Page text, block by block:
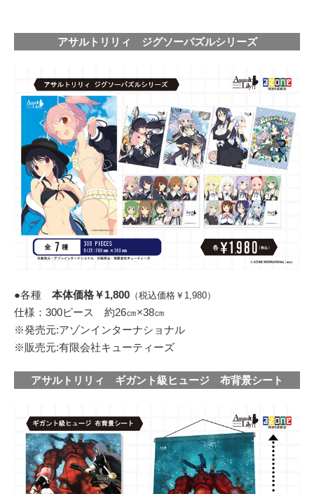
アサルトリリィ ジグソーパズルシリーズ
●各種 本体価格￥1,800 （税込価格￥1,980）
仕様：300ピース 約26㎝×38㎝
※発売元:アゾンインターナショナル
※販売元:有限会社キューティーズ
アサルトリリィ ギガント級ヒュージ 布背景シート